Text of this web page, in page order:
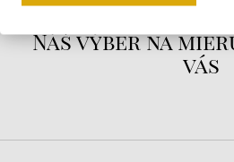
Náš výber na
vás